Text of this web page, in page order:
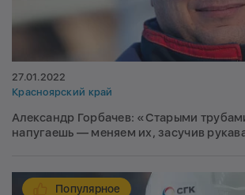
27.01.2022
Красноярский край
Александр Горбачев: «Старыми
напугаешь — меняем их, засучив
Популярное